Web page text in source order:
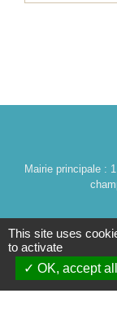
Mairie principale :
This site uses
to activate
OK, accept all